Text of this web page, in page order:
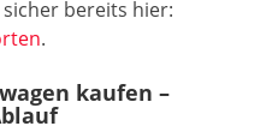
bereits hier:
.
kaufen –